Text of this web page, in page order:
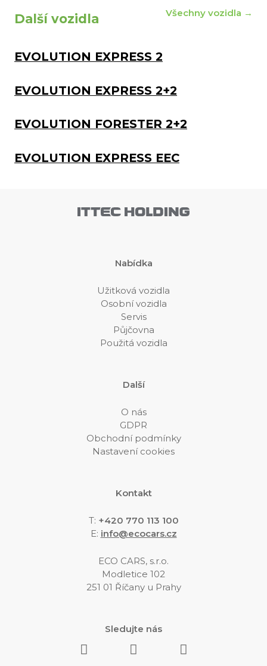
Další vozidla Všechny vozidla →
EVOLUTION EXPRESS 2
EVOLUTION EXPRESS 2+2
EVOLUTION FORESTER 2+2
EVOLUTION EXPRESS EEC
Nabídka
Užitková vozidla
Osobní vozidla
Servis
Půjčovna
Použitá vozidla
Další
O nás
GDPR
Obchodní podmínky
Nastavení cookies
Kontakt
T: +420 770 113 100
E: info@ecocars.cz
ECO CARS, s.r.o.
Modletice 102
251 01 Říčany u Prahy
Sledujte nás